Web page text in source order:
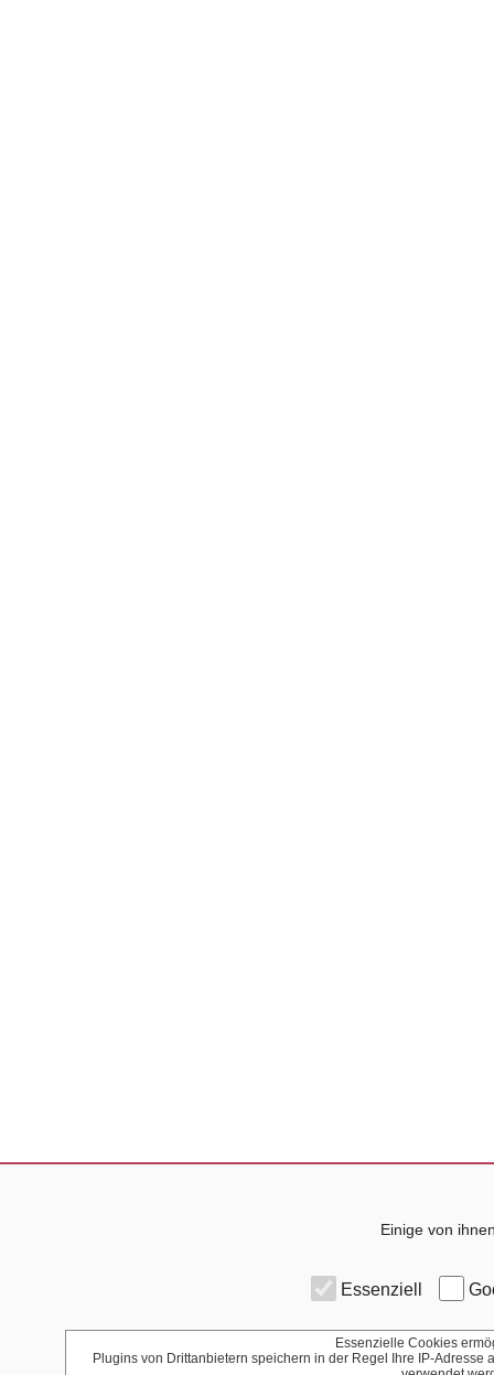
Einige von
Essenziell
Essenzielle Cookies
Plugins von Drittanbietern speichern in der Regel Ihre IP-